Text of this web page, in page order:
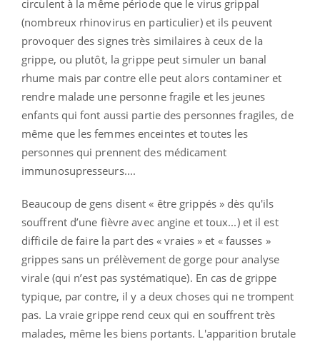
circulent à la même période que le virus grippal
(nombreux rhinovirus en particulier) et ils peuvent
provoquer des signes très similaires à ceux de la
grippe, ou plutôt, la grippe peut simuler un banal
rhume mais par contre elle peut alors contaminer et
rendre malade une personne fragile et les jeunes
enfants qui font aussi partie des personnes fragiles, de
même que les femmes enceintes et toutes les
personnes qui prennent des médicament
immunosupresseurs....
Beaucoup de gens disent « être grippés » dès qu'ils
souffrent d’une fièvre avec angine et toux...) et il est
difficile de faire la part des « vraies » et « fausses »
grippes sans un prélèvement de gorge pour analyse
virale (qui n’est pas systématique). En cas de grippe
typique, par contre, il y a deux choses qui ne trompent
pas. La vraie grippe rend ceux qui en souffrent très
malades, même les biens portants. L'apparition brutale